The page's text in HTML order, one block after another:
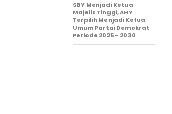
SBY Menjadi Ketua
Majelis Tinggi, AHY
Terpilih Menjadi Ketua
Umum Partai Demokrat
Periode 2025 – 2030